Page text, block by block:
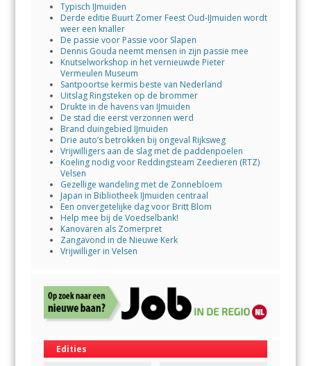
Typisch IJmuiden
Derde editie Buurt Zomer Feest Oud-IJmuiden wordt
weer een knaller
De passie voor Passie voor Slapen
Dennis Gouda neemt mensen in zijn passie mee
Knutselworkshop in het vernieuwde Pieter
Vermeulen Museum
Santpoortse kermis beste van Nederland
Uitslag Ringsteken op de brommer
Drukte in de havens van IJmuiden
De stad die eerst verzonnen werd
Brand duingebied IJmuiden
Drie auto’s betrokken bij ongeval Rijksweg
Vrijwilligers aan de slag met de paddenpoelen
Koeling nodig voor Reddingsteam Zeedieren (RTZ)
Velsen
Gezellige wandeling met de Zonnebloem
Japan in Bibliotheek IJmuiden centraal
Een onvergetelijke dag voor Britt Blom
Help mee bij de Voedselbank!
Kanovaren als Zomerpret
Zangavond in de Nieuwe Kerk
Vrijwilliger in Velsen
Edities